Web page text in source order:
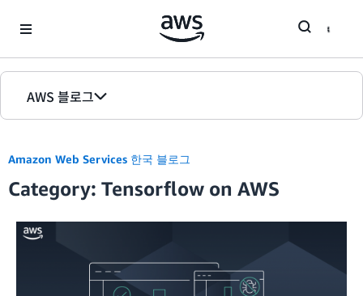
AWS 블로그
에디션
Amazon Web Services 한국 블로그
Category: Tensorflow on AWS